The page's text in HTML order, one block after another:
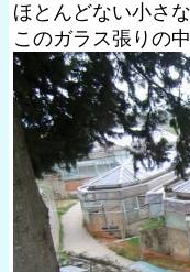
ほとんどない小さ
このガラス張りの